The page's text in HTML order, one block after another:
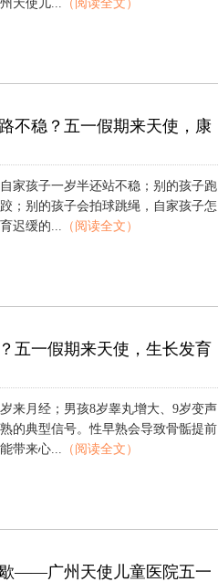
天使儿... （阅读全文）
不稳？五一假期来天使，康
家孩子一岁半还站不稳；别的孩子跑
；别的孩子会拍球跳绳，自家孩子怎
迟缓的... （阅读全文）
五一假期来天使，生长发育
来月经；男孩8岁睾丸增大、9岁变声
的典型信号。性早熟会导致骨骺提前
带来心... （阅读全文）
——广州天使儿童医院五一